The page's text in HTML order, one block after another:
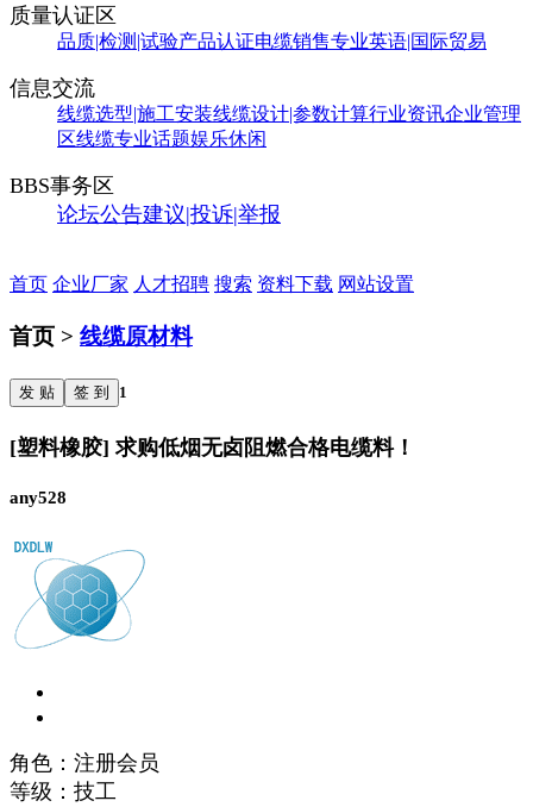
质量认证区
品质|检测|试验产品认证电缆销售专业英语|国际贸易
信息交流
线缆选型|施工安装线缆设计|参数计算行业资讯企业管理
区线缆专业话题娱乐休闲
BBS事务区
论坛公告建议|投诉|举报
首页 企业厂家 人才招聘 搜索 资料下载 网站设置
首页 > 线缆原材料
发 贴 签 到 1
[塑料橡胶] 求购低烟无卤阻燃合格电缆料！
any528
角色：注册会员
等级：技工